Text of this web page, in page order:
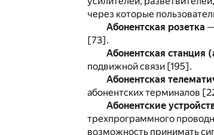
через которые
Абонентская розетка
[73].
Абонентская станция
подвижной связи [195].
Абонентская
абонентских терминалов
Абонентские
трехпрограммного
возможность принимать